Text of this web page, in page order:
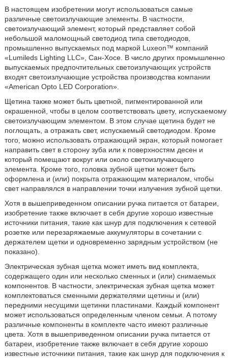
В настоящем изобретении могут использоваться самые
различные светоизлучающие элементы. В частности,
светоизлучающий элемент, который представляет собой
небольшой маломощный светодиод типа светодиодов,
промышленно выпускаемых под маркой Luxeon™ компаний
«Lumileds Lighting LLC», Сан-Хосе. В число других промышленно
выпускаемых предпочтительных светоизлучающих устройств
входят светоизлучающие устройства производства компании
«American Opto LED Corporation».
Щетина также может быть цветной, пигментированной или
окрашенной, чтобы в целом соответствовать цвету, испускаемому
светоизлучающим элементом. В этом случае щетина будет не
поглощать, а отражать свет, испускаемый светодиодом. Кроме
того, можно использовать отражающий экран, который помогает
направить свет в сторону зуба или к поверхностям десен и
который помещают вокруг или около светоизлучающего
элемента. Кроме того, головка зубной щетки может быть
оформлена и (или) покрыта отражающим материалом, чтобы
свет направлялся в направлении точки излучения зубной щетки.
Хотя в вышеприведенном описании ручка питается от батареи,
изобретение также включает в себя другие хорошо известные
источники питания, такие как шнур для подключения к сетевой
розетке или перезаряжаемые аккумуляторы в сочетании с
держателем щетки и одновременно зарядным устройством (не
показано).
Электрическая зубная щетка может иметь вид комплекта,
содержащего один или несколько сменных и (или) снимаемых
компонентов. В частности, электрическая зубная щетка может
комплектоваться сменными держателями щетины и (или)
передними несущими щетинки пластинами. Каждый компонент
может использоваться определенным членом семьи. А потому
различные компоненты в комплекте часто имеют различные
цвета. Хотя в вышеприведенном описании ручка питается от
батареи, изобретение также включает в себя другие хорошо
известные источники питания, такие как шнур для подключения к